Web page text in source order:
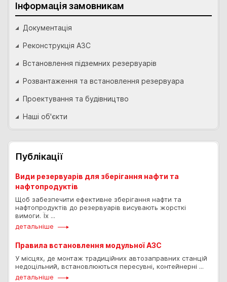
Інформація замовникам
Документація
Реконструкція АЗС
Встановлення підземних резервуарів
Розвантаження та встановлення резервуара
Проектування та будівництво
Наші об'єкти
Публікації
Види резервуарів для зберігання нафти та
нафтопродуктів
Щоб забезпечити ефективне зберігання нафти та
нафтопродуктів до резервуарів висувають жорсткі
вимоги. Їх ...
детальніше
Правила встановлення модульної АЗС
У місцях, де монтаж традиційних автозаправних станцій
недоцільний, встановлюються пересувні, контейнерні ...
детальніше